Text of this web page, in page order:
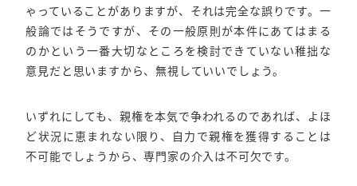
ゃっていることがありますが、それは完全な誤りです。一
般論ではそうですが、その一般原則が本件にあてはまる
のかという一番大切なところを検討できていない稚拙な
意見だと思いますから、無視していいでしょう。
いずれにしても、親権を本気で争われるのであれば、よほ
ど状況に恵まれない限り、自力で親権を獲得することは
不可能でしょうから、専門家の介入は不可欠です。